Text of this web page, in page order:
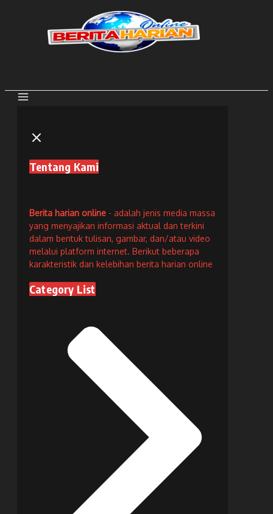
Tentang Kami
Berita harian online - adalah jenis media massa
yang menyajikan informasi aktual dan terkini
dalam bentuk tulisan, gambar, dan/atau video
melalui platform internet. Berikut beberapa
karakteristik dan kelebihan berita harian online
Category List